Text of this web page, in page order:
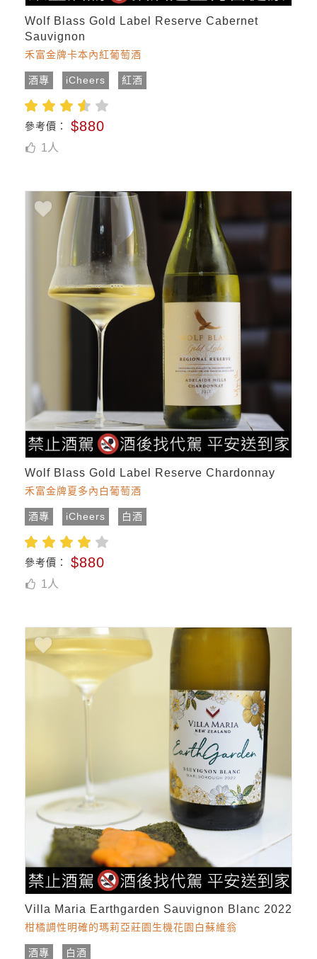
Wolf Blass Gold Label Reserve Cabernet
Sauvignon
禾富金牌卡本內紅葡萄酒
酒專 iCheers 紅酒
參考價： $880
1 人
Wolf Blass Gold Label Reserve Chardonnay
禾富金牌夏多內白葡萄酒
酒專 iCheers 白酒
參考價： $880
1 人
Villa Maria Earthgarden Sauvignon Blanc 2022
柑橘調性明確的瑪莉亞莊園生機花園白蘇維翁
酒專 白酒